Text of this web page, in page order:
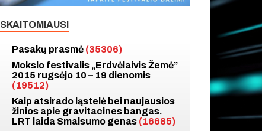
SKAITOMIAUSI
Pasakų prasmė (35306)
Mokslo festivalis „Erdvėlaivis Žemė”
2015 rugsėjo 10 – 19 dienomis
(19512)
Kaip atsirado ląstelė bei naujausios
žinios apie gravitacines bangas.
LRT laida Smalsumo genas (16685)